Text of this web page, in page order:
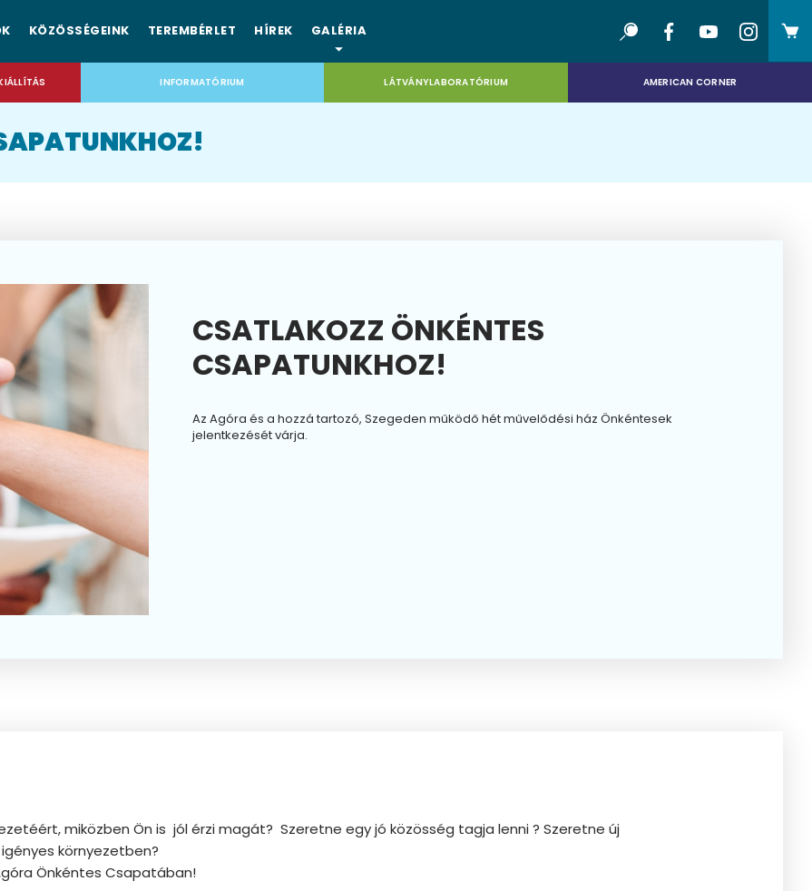
KÖZÖSSÉGEINK TEREMBÉRLET HÍREK GALÉRIA
INFORMATÓRIUM LÁTVÁNYLABORATÓRIUM AMERICAN CORNER
CSATLAKOZZ ÖNKÉNTES
CSAPATUNKHOZ!
Az Agóra és a hozzá tartozó, Szegeden működő hét művelődési ház Önkéntesek
jelentkezését várja.
miközben Ön is jól érzi magát? Szeretne egy jó közösség tagja lenni ? Szeretne új
környezetben?
Önkéntes Csapatában!